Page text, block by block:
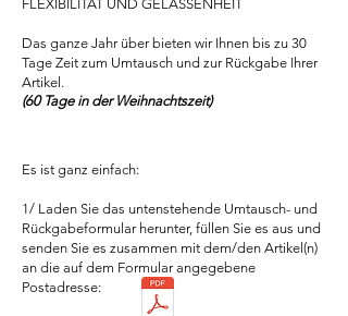
FLEXIBILITÄT UND GELASSENHEIT
Das ganze Jahr über bieten wir Ihnen bis zu 30
Tage Zeit zum Umtausch und zur Rückgabe Ihrer
Artikel.
(60 Tage in der Weihnachtszeit)
Es ist ganz einfach:
1/ Laden Sie das untenstehende Umtausch- und
Rückgabeformular herunter, füllen Sie es aus und
senden Sie es zusammen mit dem/den Artikel(n)
an die auf dem Formular angegebene
Postadresse: